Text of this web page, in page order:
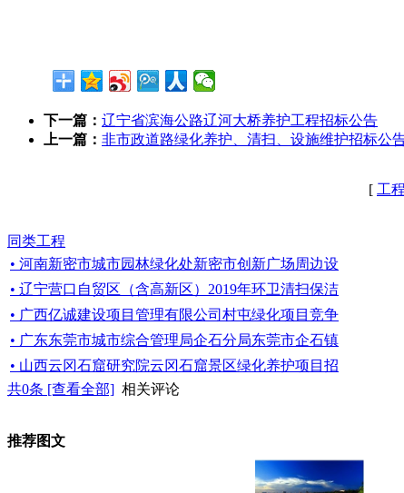
下一篇： 辽宁省滨海公路辽河大桥养护工程招标公告
上一篇： 非市政道路绿化养护、清扫、设施维护招标公
[ 工
同类工程
• 河南新密市城市园林绿化处新密市创新广场周边设
• 辽宁营口自贸区（含高新区）2019年环卫清扫保洁
• 广西亿诚建设项目管理有限公司村屯绿化项目竞争
• 广东东莞市城市综合管理局企石分局东莞市企石镇
• 山西云冈石窟研究院云冈石窟景区绿化养护项目招
共0条 [查看全部] 相关评论
推荐图文